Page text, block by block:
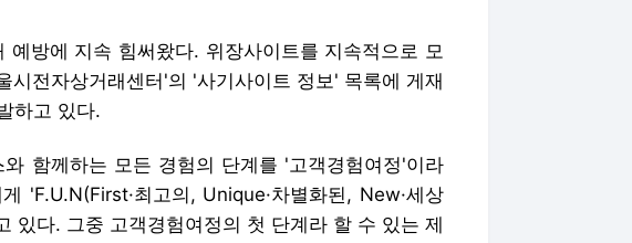
방에 지속 힘써왔다. 위장사이트를 지속적으로 모
시전자상거래센터'의 '사기사이트 정보' 목록에 게재
하고 있다.
함께하는 모든 경험의 단계를 '고객경험여정'이라
'F.U.N(First·최고의, Unique·차별화된, New·세상
있다. 그중 고객경험여정의 첫 단계라 할 수 있는 제